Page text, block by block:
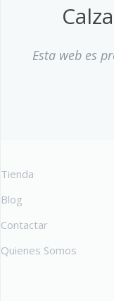
Esta web es
Tienda
Blog
Contactar
Quienes Somos